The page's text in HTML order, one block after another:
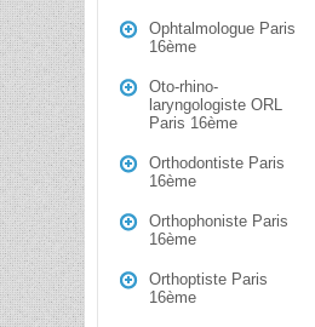
Ophtalmologue Paris
16ème
Oto-rhino-
laryngologiste ORL
Paris 16ème
Orthodontiste Paris
16ème
Orthophoniste Paris
16ème
Orthoptiste Paris
16ème